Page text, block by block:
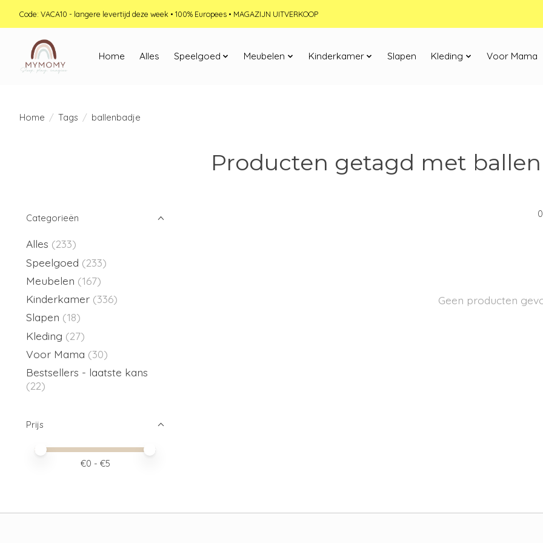
Code: VACA10 - langere levertijd deze week • 100% Europees • MAGAZIJN UITVERKOOP
Home Alles Speelgoed Meubelen Kinderkamer Slapen Kleding Voor Mama
Home / Tags / ballenbadje
Producten getagd met
Categorieën
Alles (233)
Speelgoed (233)
Meubelen (167)
Kinderkamer (336)
Slapen (18)
Kleding (27)
Voor Mama (30)
Bestsellers - laatste kans
(22)
Prijs
Minimale prijswaarde
Price maximum value
€0 - €5
Geen producten